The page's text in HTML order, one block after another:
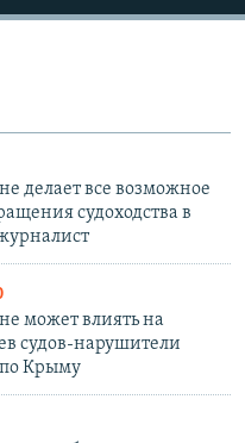
делает все возможное
судоходства в
может влиять на
судов-нарушители
Крыму